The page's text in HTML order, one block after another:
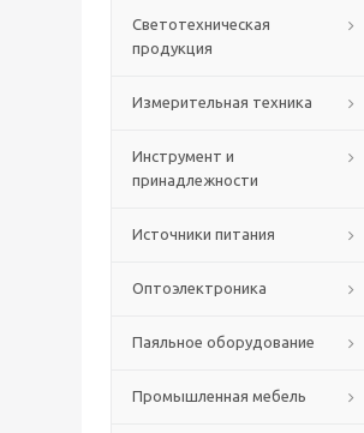
Светотехническая
продукция
Измерительная техника
Инструмент и
принадлежности
Источники питания
Оптоэлектроника
Паяльное оборудование
Промышленная мебель